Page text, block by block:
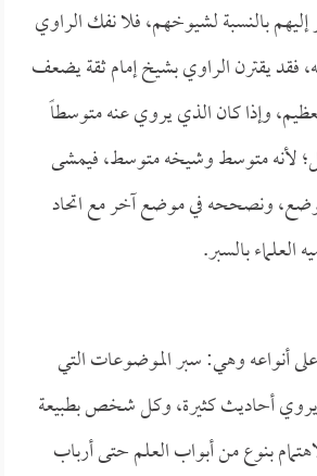
إليهم بالنسبة لشيوخهم، فلا نفك الراوي
فقد يقترن الراوي بشيخ إمام ثقة يضعف
وإذا كان الذي يروي عنه متوسطاً
لأنه متوسط وشيخه متوسط، فيمشى
ونصححه في موضع آخر مع اتحاد
بالسبر.
أنواعه وهي: سبر الموضوعات التي
أحاديث كثيرة، وكل شخص بطبيعة
بنوع من أبواب العلم حتى أرباب